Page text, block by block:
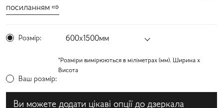
посиланням ⇨
Розмір: 600х1500мм
*Розміри вимірюються в міліметрах (мм). Ширина x
Висота
Ваш розмір:
Ви можете додати цікаві опції до дзеркала